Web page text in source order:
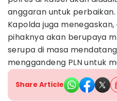
anggaran untuk perbaikan.
Kapolda juga
pihaknya akan berupaya
serupa di masa
menggandeng PLN untuk
Share Article